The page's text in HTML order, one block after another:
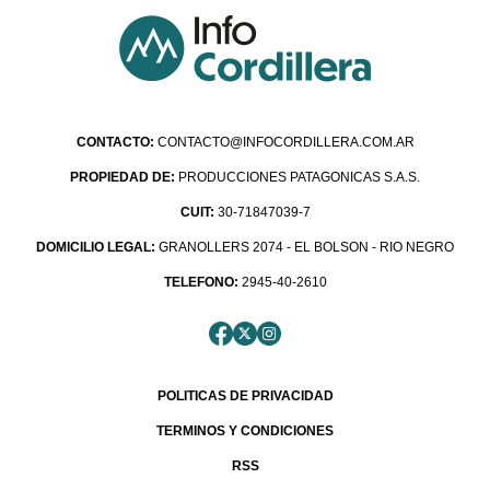
CONTACTO: CONTACTO@INFOCORDILLERA.COM.AR
PROPIEDAD DE: PRODUCCIONES PATAGONICAS S.A.S.
CUIT: 30-71847039-7
DOMICILIO LEGAL: GRANOLLERS 2074 - EL BOLSON - RIO NEGRO
TELEFONO: 2945-40-2610
POLITICAS DE PRIVACIDAD
TERMINOS Y CONDICIONES
RSS